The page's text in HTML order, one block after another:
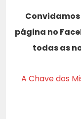
Convidamos
página no
todas as
A Chave dos